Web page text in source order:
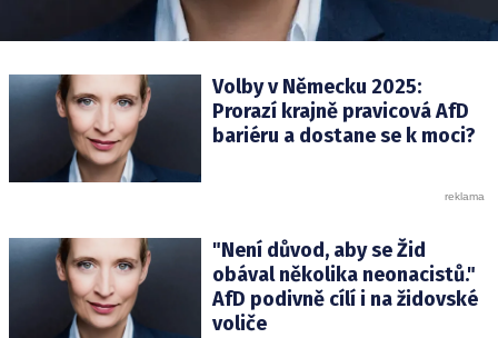
Volby v Německu 2025:
Prorazí krajně pravicová AfD
bariéru a dostane se k moci?
"Není důvod, aby se Žid
obával několika neonacistů."
AfD podivně cílí i na židovské
voliče